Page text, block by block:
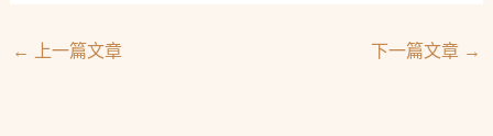
← 上一篇文章 下一篇文章 →